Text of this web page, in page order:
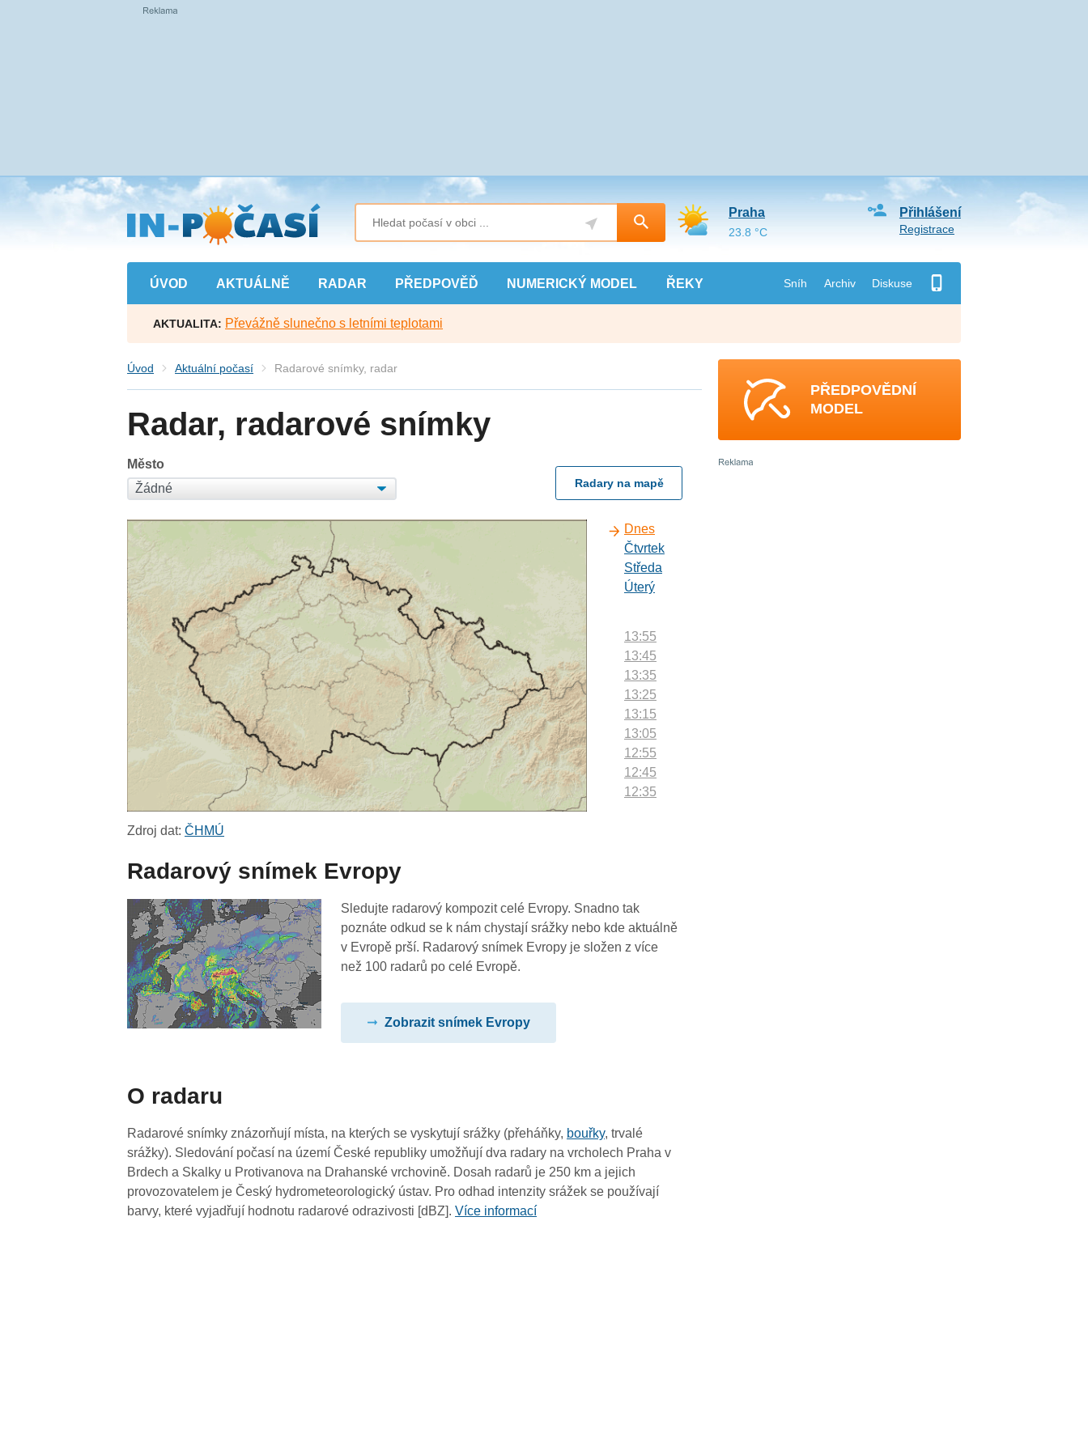
Přejít
na
hlavní
obsah
ÚVOD AKTUÁLNĚ RADAR PŘEDPOVĚĎ NUMERICKÝ MODEL ŘEKY Sníh Archiv Diskuse
Přihlášení
Registrace
Praha
23.8 °C
AKTUALITA: Převážně slunečno s letními teplotami
Úvod Aktuální počasí Radarové snímky, radar
Radar, radarové snímky
Město
Radary na mapě
Dnes
Čtvrtek
Středa
Úterý
13:55
13:45
13:35
13:25
13:15
13:05
12:55
12:45
12:35
11:35
11:25
11:15
09:35
09:25
09:15
09:05
Zdroj dat:ČHMÚ
Radarový snímek Evropy
Sledujte radarový kompozit celé Evropy. Snadno tak
poznáte odkud se k nám chystají srážky nebo kde aktuálně
v Evropě prší. Radarový snímek Evropy je složen z více
než 100 radarů po celé Evropě.
Zobrazit snímek Evropy
O radaru
Radarové snímky znázorňují místa, na kterých se vyskytují srážky (přeháňky, bouřky, trvalé
srážky). Sledování počasí na území České republiky umožňují dva radary na vrcholech Praha v
Brdech a Skalky u Protivanova na Drahanské vrchovině. Dosah radarů je 250 km a jejich
provozovatelem je Český hydrometeorologický ústav. Pro odhad intenzity srážek se používají
barvy, které vyjadřují hodnotu radarové odrazivosti [dBZ].Více informací
PŘEDPOVĚDNÍ
MODEL